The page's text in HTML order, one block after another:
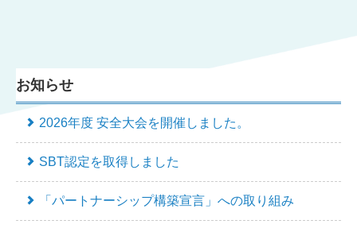
お知らせ
2026年度 安全大会を開催しました。
SBT認定を取得しました
「パートナーシップ構築宣言」への取り組み